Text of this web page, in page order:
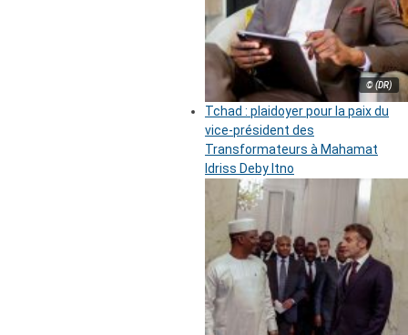
© (DR)
Tchad : plaidoyer pour la paix du
vice-président des
Transformateurs à Mahamat
Idriss Deby Itno